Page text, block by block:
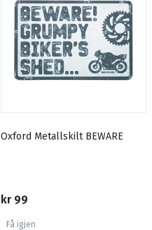
Oxford Metallskilt BEWARE
kr 99
Få igjen